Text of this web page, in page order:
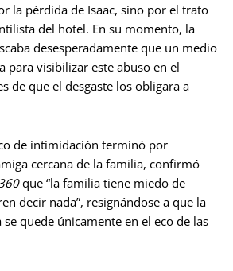
la pérdida de Isaac, sino por el trato
del hotel. En su momento, la
desesperadamente que un medio
para visibilizar este abuso en el
de que el desgaste los obligara a
de intimidación terminó por
cercana de la familia, confirmó
que “la familia tiene miedo de
decir nada”, resignándose a que la
quede únicamente en el eco de las